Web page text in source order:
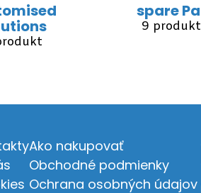
spare
9
Ako nakupovať
Obchodné podmienky
Ochrana osobných údajov